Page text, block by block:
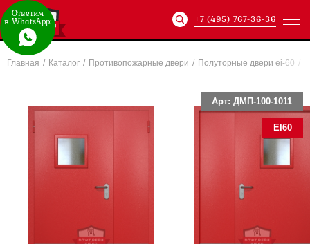
Артикул: ХХХ-xxx-
+7 (495) 767-36-36
Главная / Каталог / Противопожарные двери / Полуторные двери ei-60 /
Арт: ДМП-100-1011
EI60
Ответим
в WhatsApp: